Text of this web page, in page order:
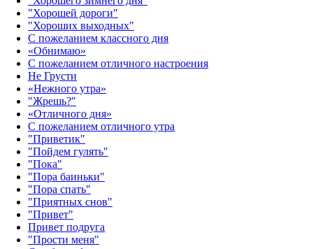
"Хорошей дороги"
"Хороших выходных"
С пожеланием классного дня
«Обнимаю»
С пожеланием отличного настроения
Не Грусти
«Нежного утра»‎
"Жрешь?"
«Отличного дня»‎
С пожеланием отличного утра
"Приветик"
"Пойдем гулять"
"Пока"
"Пора баиньки"
"Пора спать"
"Приятных снов"
"Привет"
Привет подруга
"Прости меня"